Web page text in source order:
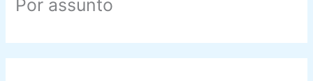
Por assunto